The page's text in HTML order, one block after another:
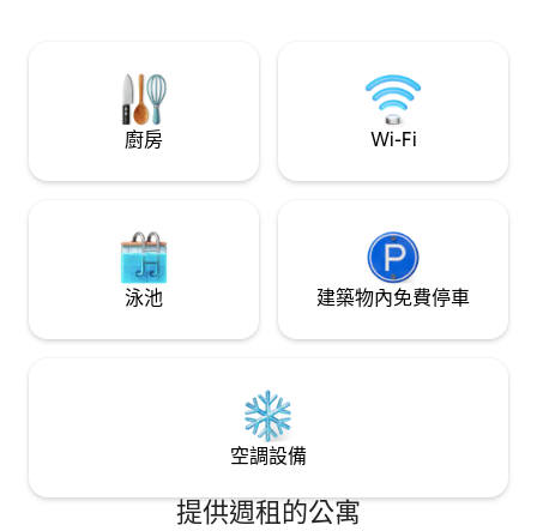
搭乘地鐵 40 分鐘） - 距離里爾萊斯坎機場
(Lille-Lesquin) 12 公里 地下停車場、V'Lille
自行車、巴士……一切都在附近。
+高腳椅
廚房 Wi-Fi
泳池 建築物內免費停車
空調設備
提供週租的公寓